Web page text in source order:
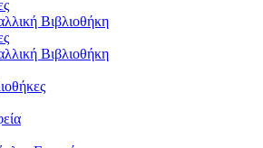
Βιβλιοθήκη
Βιβλιοθήκη